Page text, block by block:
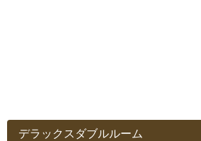
デラックスダブルルーム